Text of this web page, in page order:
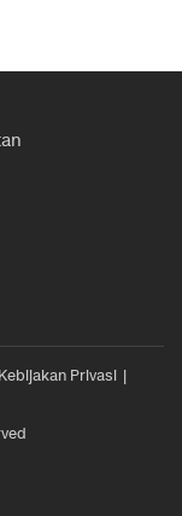
Kebijakan Privasi